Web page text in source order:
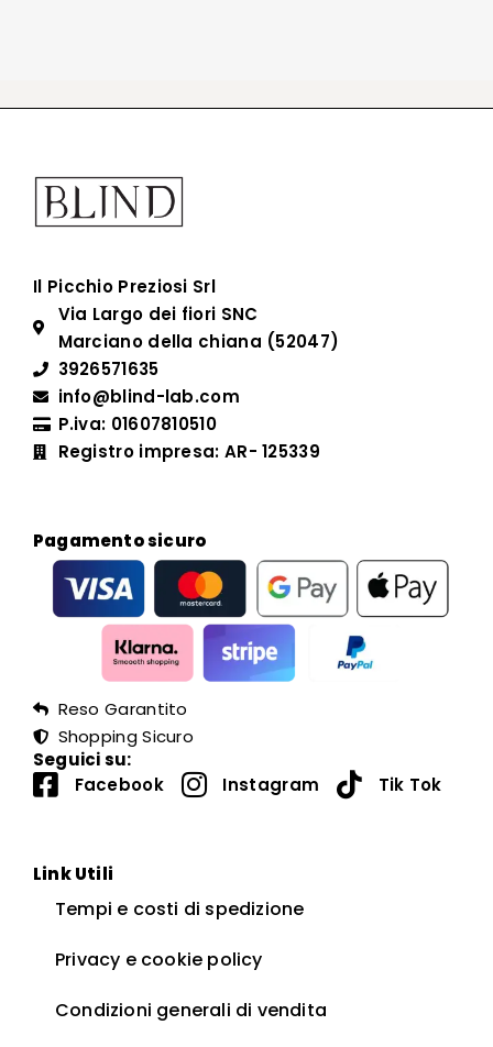
Il Picchio Preziosi Srl
Via Largo dei fiori SNC
Marciano della chiana (52047)
3926571635
info@blind-lab.com
P.iva: 01607810510
Registro impresa: AR- 125339
Pagamento sicuro
Reso Garantito
Shopping Sicuro
Seguici su:
Facebook
Instagram Tik Tok
Link Utili
Tempi e costi di spedizione
Privacy e cookie policy
Condizioni generali di vendita